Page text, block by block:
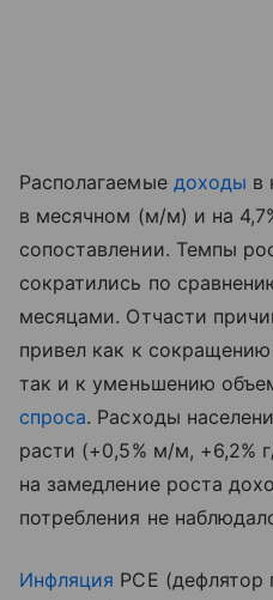
Располагаемые доходы в
в месячном (м/м) и на
сопоставлении. Темпы
сократились по
месяцами. Отчасти
привел как к
так и к уменьшению
спроса. Расходы
расти (+0,5% м/м, +6,2%
на замедление роста
потребления не
Инфляция PCE (дефлятор